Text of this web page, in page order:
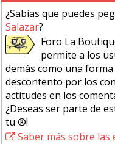
¿Sabías que puedes
Salazar?
Foro La
permite a los usuarios
demás como una forma
descontento por los
actitudes en los
¿Deseas ser parte de
tu ®!
Saber más sobre las